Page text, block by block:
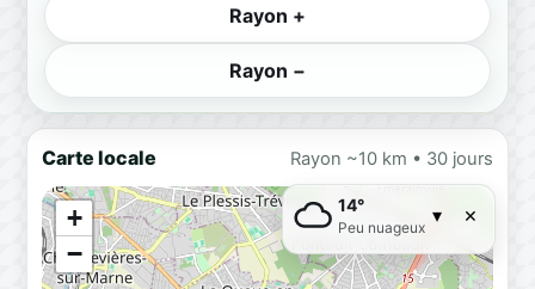
Rayon +
Rayon −
Carte locale Rayon ~10 km • 30 jours
+
−
14°
Peu nuageux ▾ ×